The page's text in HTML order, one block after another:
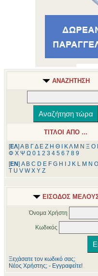
ΑΝΑΖΗΤΗΣΗ
ΤΙΤΛΟΙ ΑΠΟ ...
[ΕΛ] Α Β ΓΔ Ε Ζ Η Θ ΚΛ Μ Ν Ξ Ο
Φ Χ Ψ Ω 0 1 2 3 4 5 6 7 8 9
[ΕΝ] A B C D E F G H J K L M N O
T U V W X Y Z
ΕΙΣΟΔΟΣ
Όνομα Χρήστη
Κωδικός
Ξεχάσατε τον κωδικό σας;
Νέος Χρήστης; - Εγγραφείτε!